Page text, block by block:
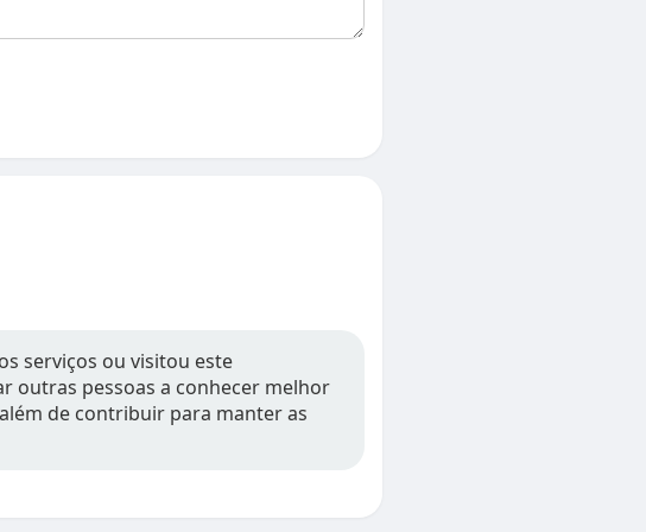
serviços ou visitou este
outras pessoas a conhecer melhor
de contribuir para manter as